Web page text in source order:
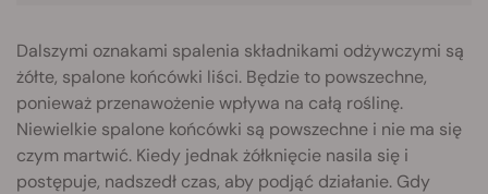
Dalszymi oznakami spalenia składnikami odżywczymi są
żółte, spalone końcówki liści. Będzie to powszechne,
ponieważ przenawożenie wpływa na całą roślinę.
Niewielkie spalone końcówki są powszechne i nie ma się
czym martwić. Kiedy jednak żółknięcie nasila się i
postępuje, nadszedł czas, aby podjąć działanie. Gdy